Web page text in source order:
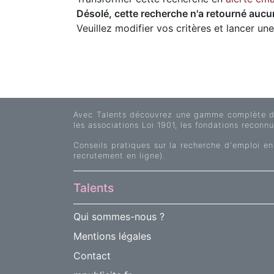
Désolé, cette recherche n'a retourné
Veuillez modifier vos critères et lancer
Avec Talents découvrez une gamme
les associations Loi 1901, les fondations
Conseils pratiques sur la recherche d'emploi
recrutement en ligne).
Talents
Qui sommes-nous ?
Mentions légales
Contact